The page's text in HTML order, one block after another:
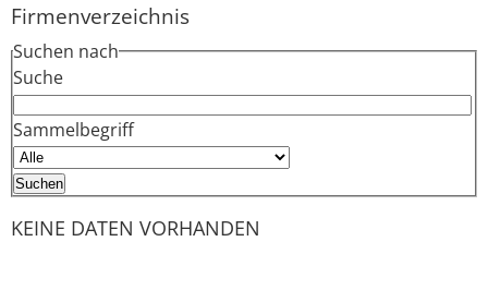
Firmenverzeichnis
Suchen nach
Suche
Sammelbegriff
KEINE DATEN VORHANDEN